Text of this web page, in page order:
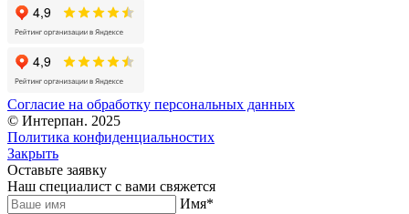
Согласие на обработку персональных данных
© Интерпан. 2025
Политика конфиденциальностих
Закрыть
Оставьте заявку
Наш специалист с вами свяжется
Имя*